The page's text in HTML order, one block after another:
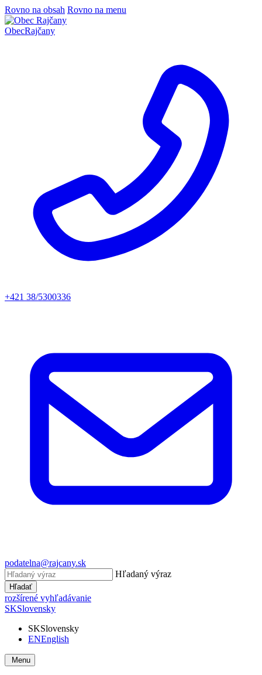
Rovno na obsah Rovno na menu
ObecRajčany
+421 38/5300336
podatelna@rajcany.sk
Hľadaný výraz
Hľadať
rozšírené vyhľadávanie
SKSlovensky
SKSlovensky
ENEnglish
Menu